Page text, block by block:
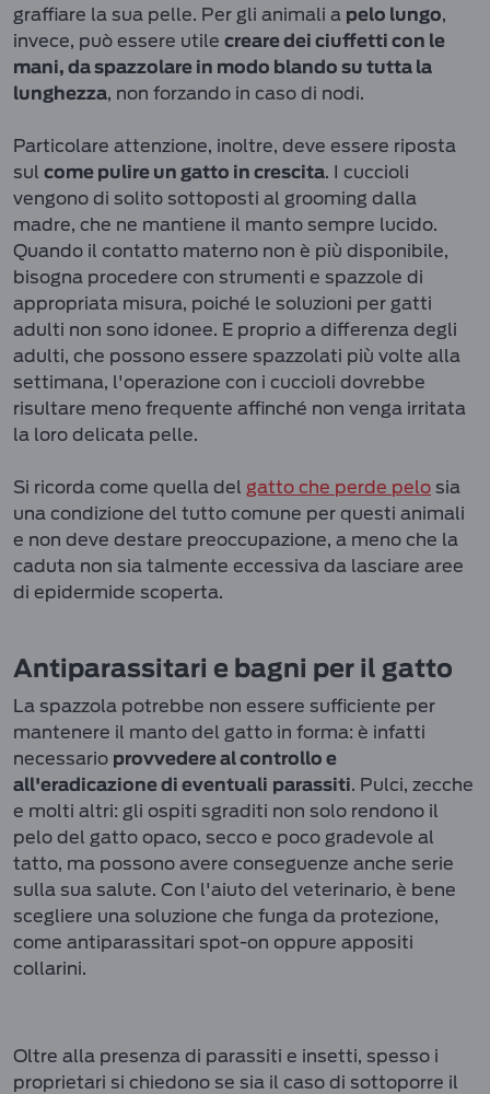
graffiare la sua pelle. Per gli animali a pelo lungo,
invece, può essere utile creare dei ciuffetti con le
mani, da spazzolare in modo blando su tutta la
lunghezza, non forzando in caso di nodi.
Particolare attenzione, inoltre, deve essere riposta
sul come pulire un gatto in crescita. I cuccioli
vengono di solito sottoposti al grooming dalla
madre, che ne mantiene il manto sempre lucido.
Quando il contatto materno non è più disponibile,
bisogna procedere con strumenti e spazzole di
appropriata misura, poiché le soluzioni per gatti
adulti non sono idonee. E proprio a differenza degli
adulti, che possono essere spazzolati più volte alla
settimana, l'operazione con i cuccioli dovrebbe
risultare meno frequente affinché non venga irritata
la loro delicata pelle.
Si ricorda come quella del gatto che perde pelo sia
una condizione del tutto comune per questi animali
e non deve destare preoccupazione, a meno che la
caduta non sia talmente eccessiva da lasciare aree
di epidermide scoperta.
Antiparassitari e bagni per il gatto
La spazzola potrebbe non essere sufficiente per
mantenere il manto del gatto in forma: è infatti
necessario provvedere al controllo e
all'eradicazione di eventuali parassiti. Pulci, zecche
e molti altri: gli ospiti sgraditi non solo rendono il
pelo del gatto opaco, secco e poco gradevole al
tatto, ma possono avere conseguenze anche serie
sulla sua salute. Con l'aiuto del veterinario, è bene
scegliere una soluzione che funga da protezione,
come antiparassitari spot-on oppure appositi
collarini.
Oltre alla presenza di parassiti e insetti, spesso i
proprietari si chiedono se sia il caso di sottoporre il